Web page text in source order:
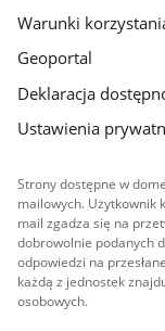
Warunki
Geoportal
Deklaracja
Ustawienia
Strony dostępne w
mailowych. Użytkownik
mail zgadza się na
dobrowolnie podanych
odpowiedzi na
każdą z jednostek
osobowych.